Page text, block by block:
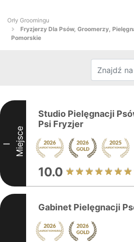
Orły Groomingu
Fryzjerzy Dla Psów, Groomerzy,
Pomorskie
I Miejsce
Studio Pielęgnacji
Psi Fryzjer
10.0
Gabinet Pielęgnacji